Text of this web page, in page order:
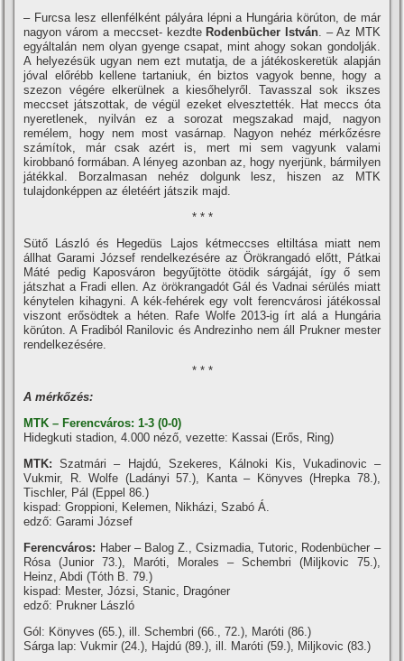
– Furcsa lesz ellenfélként pályára lépni a Hungária körúton, de már
nagyon várom a meccset- kezdte Rodenbücher István. – Az MTK
egyáltalán nem olyan gyenge csapat, mint ahogy sokan gondolják.
A helyezésük ugyan nem ezt mutatja, de a játékoskeretük alapján
jóval előrébb kellene tartaniuk, én biztos vagyok benne, hogy a
szezon végére elkerülnek a kiesőhelyről. Tavasszal sok ikszes
meccset játszottak, de végül ezeket elvesztették. Hat meccs óta
nyeretlenek, nyilván ez a sorozat megszakad majd, nagyon
remélem, hogy nem most vasárnap. Nagyon nehéz mérkőzésre
számí­tok, már csak azért is, mert mi sem vagyunk valami
kirobbanó formában. A lényeg azonban az, hogy nyerjünk, bármilyen
játékkal. Borzalmasan nehéz dolgunk lesz, hiszen az MTK
tulajdonképpen az életéért játszik majd.
* * *
Sütő László és Hegedüs Lajos kétmeccses eltiltása miatt nem
állhat Garami József rendelkezésére az Örökrangadó előtt, Pátkai
Máté pedig Kaposváron begyűjtötte ötödik sárgáját, í­gy ő sem
játszhat a Fradi ellen. Az örökrangadót Gál és Vadnai sérülés miatt
kénytelen kihagyni. A kék-fehérek egy volt ferencvárosi játékossal
viszont erősödtek a héten. Rafe Wolfe 2013-ig í­rt alá a Hungária
körúton. A Fradiból Ranilovic és Andrezinho nem áll Prukner mester
rendelkezésére.
* * *
A mérkőzés:
MTK – Ferencváros: 1-3 (0-0)
Hidegkuti stadion, 4.000 néző, vezette: Kassai (Erős, Ring)
MTK:Szatmári – Hajdú, Szekeres, Kálnoki Kis, Vukadinovic –
Vukmir, R. Wolfe (Ladányi 57.), Kanta – Könyves (Hrepka 78.),
Tischler, Pál (Eppel 86.)
kispad: Groppioni, Kelemen, Nikházi, Szabó Á.
edző: Garami József
Ferencváros: Haber – Balog Z., Csizmadia, Tutoric, Rodenbücher –
Rósa (Junior 73.), Maróti, Morales – Schembri (Miljkovic 75.),
Heinz, Abdi (Tóth B. 79.)
kispad: Mester, Józsi, Stanic, Dragóner
edző: Prukner László
Gól: Könyves (65.), ill. Schembri (66., 72.), Maróti (86.)
Sárga lap: Vukmir (24.), Hajdú (89.), ill. Maróti (59.), Miljkovic (83.)